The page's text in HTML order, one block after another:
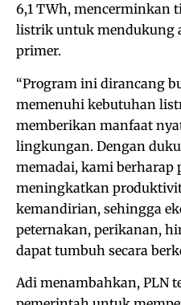
6,1 TWh, mencerminkan
listrik untuk mendukung
primer.
“Program ini dirancang
memenuhi kebutuhan
memberikan manfaat
lingkungan. Dengan
memadai, kami berharap
meningkatkan
kemandirian, sehingga
peternakan, perikanan,
dapat tumbuh secara
Adi menambahkan, PLN